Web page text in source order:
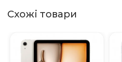
Схожі товари